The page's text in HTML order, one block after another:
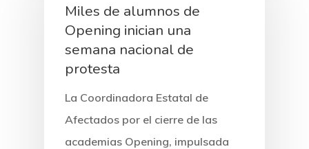
Miles de alumnos de
Opening inician una
semana nacional de
protesta
La Coordinadora Estatal de
Afectados por el cierre de las
academias Opening, impulsada